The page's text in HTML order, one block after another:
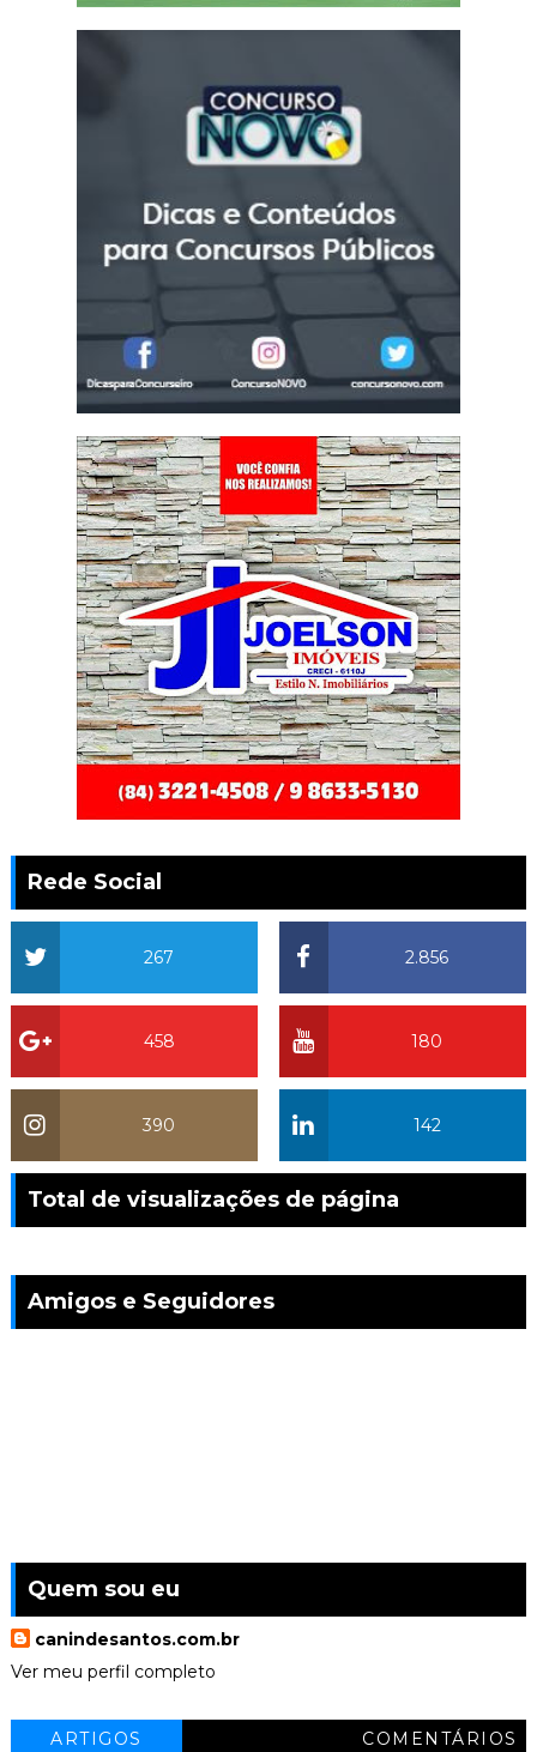
Rede Social
2.856
267
180
458
142
390
Total de visualizações de página
Amigos e Seguidores
Quem sou eu
canindesantos.com.br
Ver meu perfil completo
ARTIGOS COMENTÁRIOS